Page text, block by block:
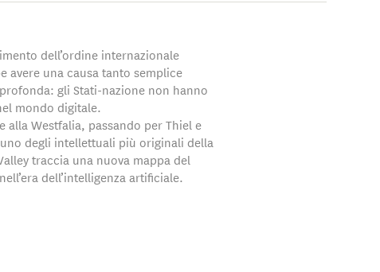
Business Review,
Times e il
di Stanford.
dell’ordine internazionale
avere una causa tanto semplice
gli Stati-nazione non hanno
mondo digitale.
alla Westfalia, passando per Thiel e
degli intellettuali più originali della
traccia una nuova mappa del
dell’intelligenza artificiale.